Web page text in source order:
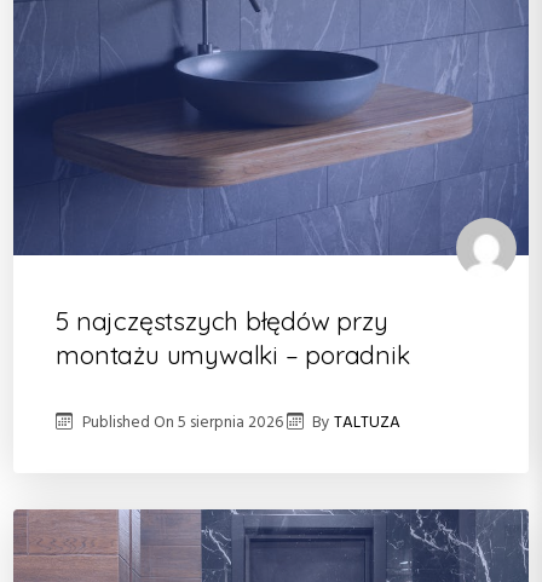
5 najczęstszych błędów przy
montażu umywalki – poradnik
Published On5 sierpnia 2026 ByTALTUZA